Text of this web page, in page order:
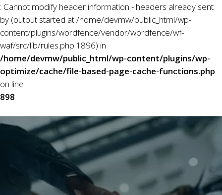
: Cannot modify header information - headers already sent
by (output started at /home/devmw/public_html/wp-
content/plugins/wordfence/vendor/wordfence/wf-
waf/src/lib/rules.php:1896) in
/home/devmw/public_html/wp-content/plugins/wp-
optimize/cache/file-based-page-cache-functions.php
on line
898